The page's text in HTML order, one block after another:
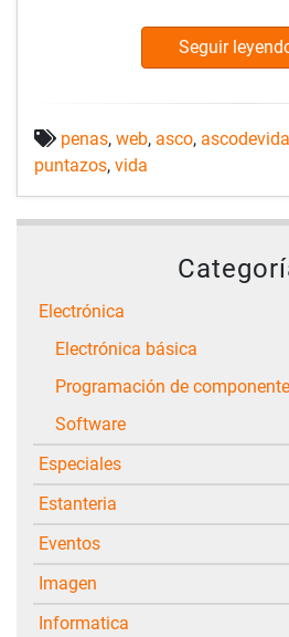
Seguir
penas, web, asco, ascodevida
puntazos, vida
Electrónica
Electrónica básica
Programación de
Software
Especiales
Estanteria
Eventos
Imagen
Informatica